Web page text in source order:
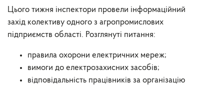
Цього тижня інспектори провели інформаційний
захід колективу одного з агропромислових
підприємств області. Розглянуті питання:
правила охорони електричних мереж;
вимоги до електрозахисних засобів;
відповідальність працівників за організацію